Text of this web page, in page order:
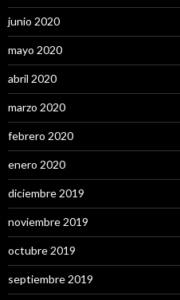
junio 2020
mayo 2020
abril 2020
marzo 2020
febrero 2020
enero 2020
diciembre 2019
noviembre 2019
octubre 2019
septiembre 2019